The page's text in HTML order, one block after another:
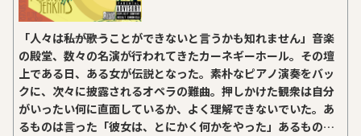
「人々は――私が――歌うことができないと言うかも知れません」音楽
の殿堂、数々の名演が行われてきたカーネギーホール。その壇
上である日、ある女が伝説となった。素朴なピアノ演奏をバッ
クに、次々に披露されるオペラの難曲。押しかけた観衆は自分
がいったい何に直面しているか、よく理解できないでいた。あ
るものは言った「彼女は、とにかく何かをやった」あるものは